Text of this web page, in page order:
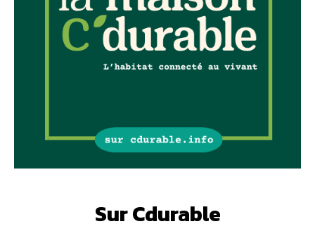
Sur Cdurable